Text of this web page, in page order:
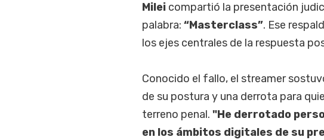
Mileicompartió la presentación
palabra: “Masterclass”. Ese
los ejes centrales de la respuesta
Conocido el fallo, el streamer
de su postura y una derrota para
terreno penal. "He derrotado
en los ámbitos digitales de su